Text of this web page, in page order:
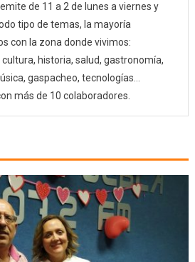
de 11 a 2 de lunes a viernes y
tipo de temas, la mayoría
con la zona donde vivimos:
historia, salud, gastronomía,
gaspacheo, tecnologías…
más de 10 colaboradores.